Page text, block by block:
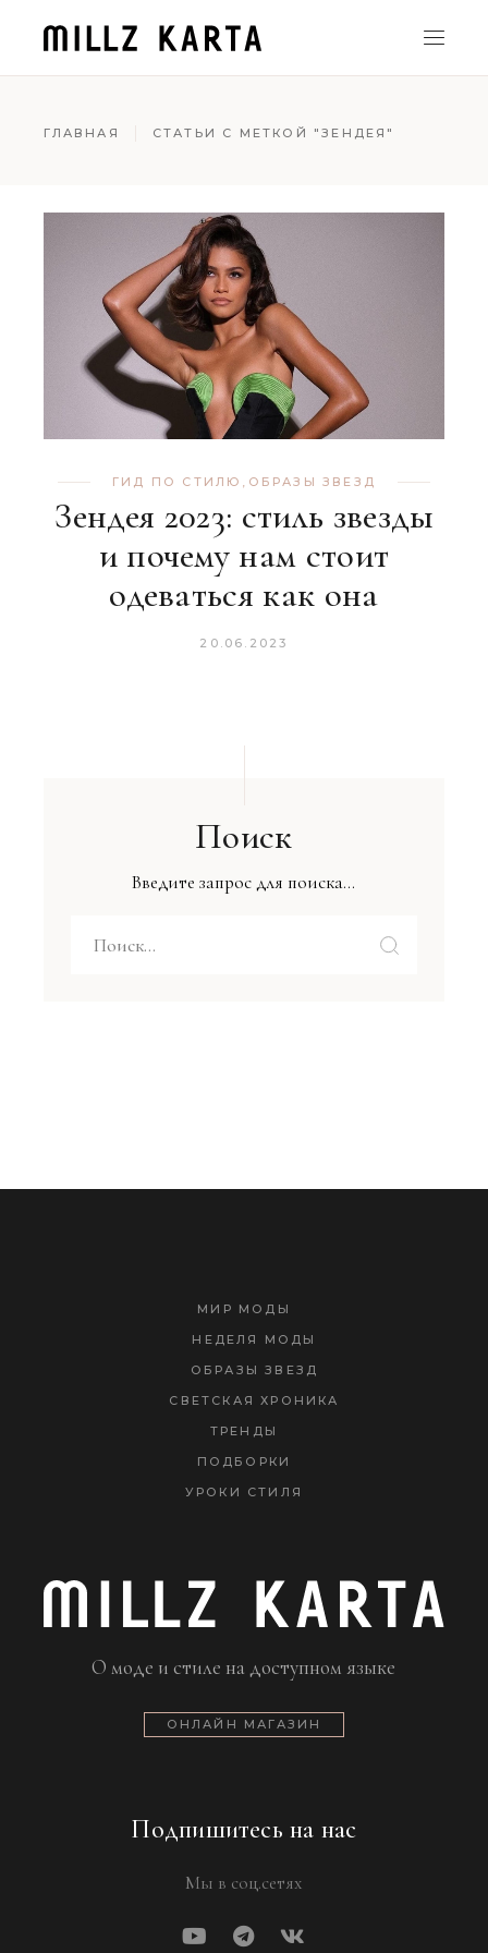
ГЛАВНАЯ СТАТЬИ С МЕТКОЙ "ЗЕНДЕЯ"
ГИД ПО СТИЛЮ , ОБРАЗЫ ЗВЕЗД
Зендея 2023: стиль звезды
и почему нам стоит
одеваться как она
20.06.2023
Поиск
Введите запрос для поиска...
МИР МОДЫ
НЕДЕЛЯ МОДЫ
ОБРАЗЫ ЗВЕЗД
СВЕТСКАЯ ХРОНИКА
ТРЕНДЫ
ПОДБОРКИ
УРОКИ СТИЛЯ
О моде и стиле на доступном языке
ОНЛАЙН МАГАЗИН
Подпишитесь на нас
Мы в соц.сетях